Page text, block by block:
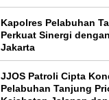
Kapolres Pelabuhan
Perkuat Sinergi
Jakarta
JJOS Patroli Cipta
Pelabuhan Tanjung